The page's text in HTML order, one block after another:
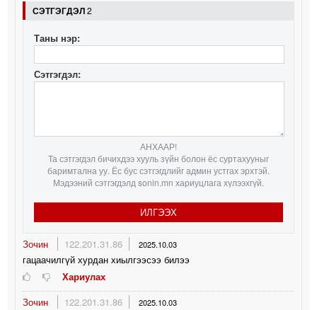
СЭТГЭГДЭЛ2
Таны нэр:
Сэтгэгдэл:
АНХААР!
Та сэтгэгдэл бичихдээ хууль зүйн болон ёс суртахууныг
баримтална уу. Ёс бус сэтгэгдлийг админ устгах эрхтэй.
Мэдээний сэтгэгдэлд sonin.mn хариуцлага хүлээхгүй.
ИЛГЭЭХ
Зочин 122.201.31.86 2025.10.03
гацаачилгүй хурдан хиылгээсээ билээ
Хариулах
Зочин
122.201.31.86 2025.10.03